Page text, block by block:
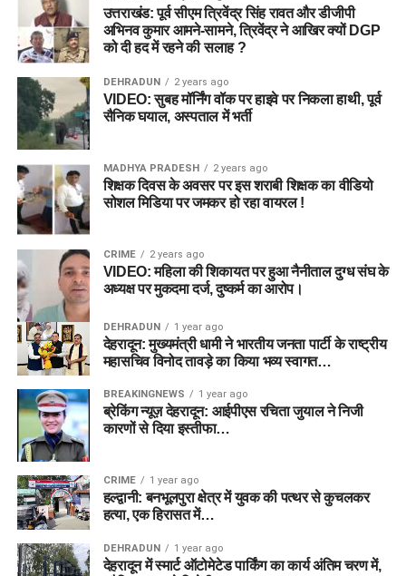
उत्तराखंड: पूर्व सीएम त्रिवेंद्र सिंह रावत और डीजीपी
अभिनव कुमार आमने-सामने, त्रिवेंद्र ने आखिर क्यों DGP
को दी हद में रहने की सलाह ?
DEHRADUN 2 years ago
VIDEO: सुबह मॉर्निंग वॉक पर हाइवे पर निकला हाथी, पूर्व
सैनिक घयाल, अस्पताल में भर्ती
MADHYA PRADESH 2 years ago
शिक्षक दिवस के अवसर पर इस शराबी शिक्षक का वीडियो
सोशल मिडिया पर जमकर हो रहा वायरल !
CRIME 2 years ago
VIDEO: महिला की शिकायत पर हुआ नैनीताल दुग्ध संघ के
अध्यक्ष पर मुकदमा दर्ज, दुष्कर्म का आरोप।
DEHRADUN 1 year ago
देहरादून: मुख्यमंत्री धामी ने भारतीय जनता पार्टी के राष्ट्रीय
महासचिव विनोद तावड़े का किया भव्य स्वागत…
BREAKINGNEWS 1 year ago
ब्रेकिंग न्यूज़ देहरादून: आईपीएस रचिता जुयाल ने निजी
कारणों से दिया इस्तीफा…
CRIME 1 year ago
हल्द्वानी: बनभूलपुरा क्षेत्र में युवक की पत्थर से कुचलकर
हत्या, एक हिरासत में…
DEHRADUN 1 year ago
देहरादून में स्मार्ट ऑटोमेटेड पार्किंग का कार्य अंतिम चरण में,